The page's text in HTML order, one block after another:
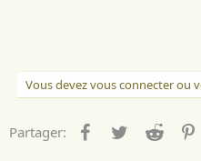
Vous devez vous connecter ou
Partager: Facebook
TwitterReddit